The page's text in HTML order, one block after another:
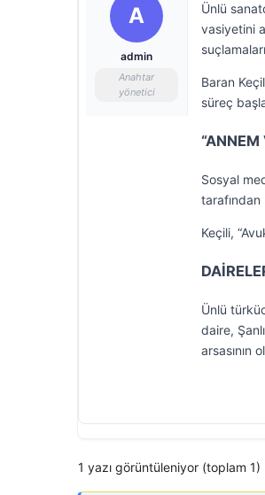
A
admin
Anahtar
yönetici
Ünlü
vasiyetini
Baran
süreç
Sosyal
Keçili,
Ünlü
daire,
arsasının
1 yazı görüntüleniyor (toplam 1)